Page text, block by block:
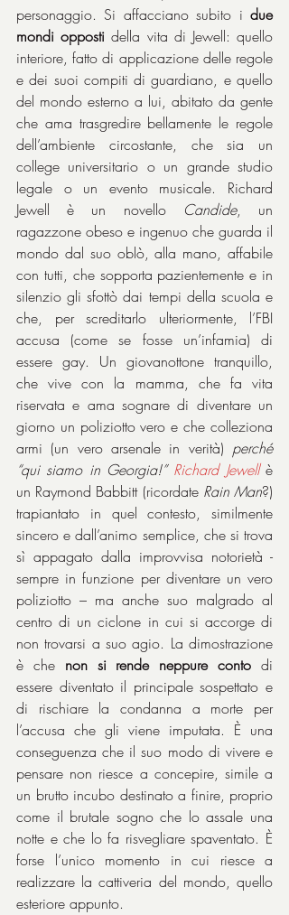
personaggio. Si affacciano subito i due
mondi opposti della vita di Jewell: quello
interiore, fatto di applicazione delle regole
e dei suoi compiti di guardiano, e quello
del mondo esterno a lui, abitato da gente
che ama trasgredire bellamente le regole
dell’ambiente circostante, che sia un
college universitario o un grande studio
legale o un evento musicale. Richard
Jewell è un novello Candide, un
ragazzone obeso e ingenuo che guarda il
mondo dal suo oblò, alla mano, affabile
con tutti, che sopporta pazientemente e in
silenzio gli sfottò dai tempi della scuola e
che, per screditarlo ulteriormente, l’FBI
accusa (come se fosse un’infamia) di
essere gay. Un giovanottone tranquillo,
che vive con la mamma, che fa vita
riservata e ama sognare di diventare un
giorno un poliziotto vero e che colleziona
armi (un vero arsenale in verità) perché
“qui siamo in Georgia!” Richard Jewell è
un Raymond Babbitt (ricordate Rain Man?)
trapiantato in quel contesto, similmente
sincero e dall’animo semplice, che si trova
sì appagato dalla improvvisa notorietà -
sempre in funzione per diventare un vero
poliziotto – ma anche suo malgrado al
centro di un ciclone in cui si accorge di
non trovarsi a suo agio. La dimostrazione
è che non si rende neppure conto di
essere diventato il principale sospettato e
di rischiare la condanna a morte per
l’accusa che gli viene imputata. È una
conseguenza che il suo modo di vivere e
pensare non riesce a concepire, simile a
un brutto incubo destinato a finire, proprio
come il brutale sogno che lo assale una
notte e che lo fa risvegliare spaventato. È
forse l’unico momento in cui riesce a
realizzare la cattiveria del mondo, quello
esteriore appunto.